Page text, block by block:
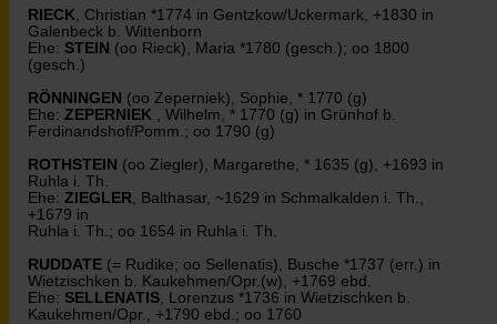
RIECK, Christian *1774 in Gentzkow/Uckermark, +1830 in
Galenbeck b. Wittenborn
Ehe: STEIN (oo Rieck), Maria *1780 (gesch.); oo 1800
(gesch.)
RÖNNINGEN (oo Zeperniek), Sophie, * 1770 (g)
Ehe: ZEPERNIEK , Wilhelm, * 1770 (g) in Grünhof b.
Ferdinandshof/Pomm.; oo 1790 (g)
ROTHSTEIN (oo Ziegler), Margarethe, * 1635 (g), +1693 in
Ruhla i. Th.
Ehe: ZIEGLER, Balthasar, ~1629 in Schmalkalden i. Th.,
+1679 in
Ruhla i. Th.; oo 1654 in Ruhla i. Th.
RUDDATE (= Rudike; oo Sellenatis), Busche *1737 (err.) in
Wietzischken b. Kaukehmen/Opr.(w), +1769 ebd.
Ehe: SELLENATIS, Lorenzus *1736 in Wietzischken b.
Kaukehmen/Opr., +1790 ebd.; oo 1760